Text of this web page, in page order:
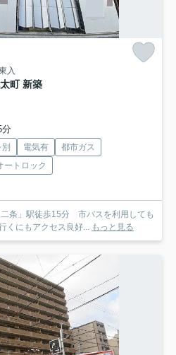
入
町 新築
分
電気有
都市ガス
ートロック
条」駅徒歩15分 市バスを利用しても
にもアクセス良好... もっと見る